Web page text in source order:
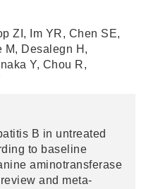
ZI, Im YR, Chen SE,
M, Desalegn H,
Y, Chou R,
B in untreated
to baseline
aminotransferase
and meta-